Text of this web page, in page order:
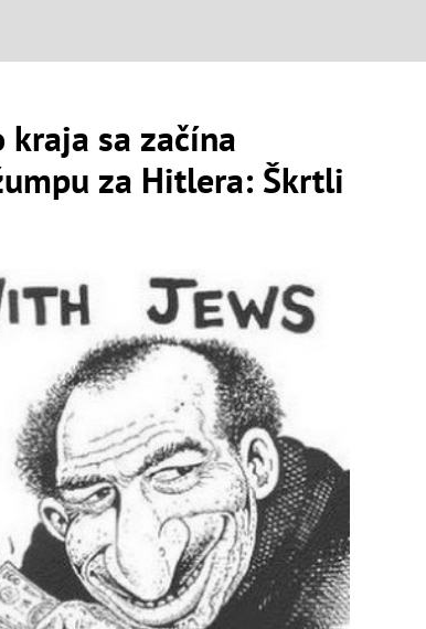
kraja sa začína
za Hitlera: Škrtli